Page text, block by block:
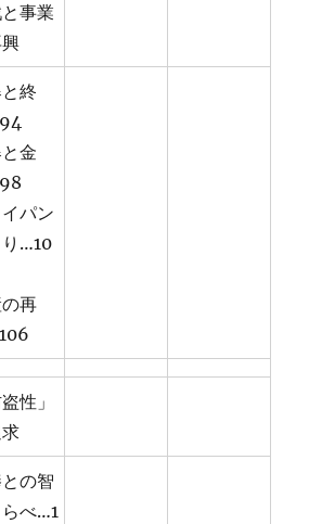
事業
終
金
パン
…10
再
盗性」
の智
べ…1